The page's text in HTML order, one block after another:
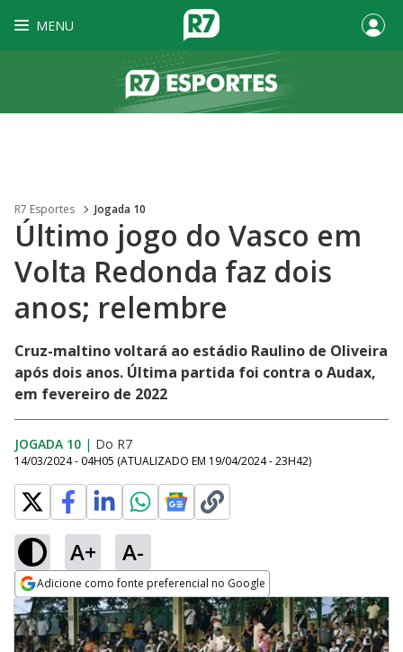
MENU
R7 Esportes Jogada 10
Último jogo do Vasco em
Volta Redonda faz dois
anos; relembre
Cruz-maltino voltará ao estádio Raulino de Oliveira
após dois anos. Última partida foi contra o Audax,
em fevereiro de 2022
JOGADA 10 | Do R7
14/03/2024 - 04H05 (ATUALIZADO EM 19/04/2024 - 23H42)
A+ A-
Adicione como fonte preferencial no Google
Opens in new window